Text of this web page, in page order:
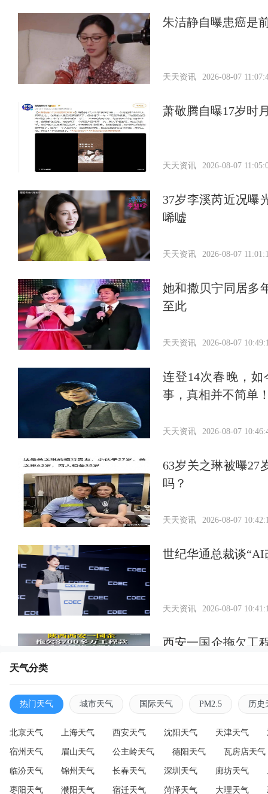
朱洁静自曝患癌是
天天资讯 2026-08-07
萧敬腾自曝17岁时
天天资讯 2026-08-07
37岁李溪芮近况曝
唏嘘
天天资讯 2026-08-07
她和撒贝宁同居多
至此
天天资讯 2026-08-07
连登14次春晚，
事，真相并不简单
天天资讯 2026-08-07
63岁关之琳被曝27
吗？
天天资讯 2026-08-07
世纪华通总裁谈
天天资讯 2026-08-07
西安一国企拖欠工
2026-08-07
天气分类
热门天气 城市天气 国际天气 PM2.5 历史
北京天气 上海天气 西安天气 沈阳天气 天津天气
宿州天气 眉山天气 公主岭天气 德阳天气 瓦房店天气
临汾天气 锦州天气 长春天气 深圳天气 廊坊天气
枣阳天气 濮阳天气 宿迁天气 菏泽天气 大理天气